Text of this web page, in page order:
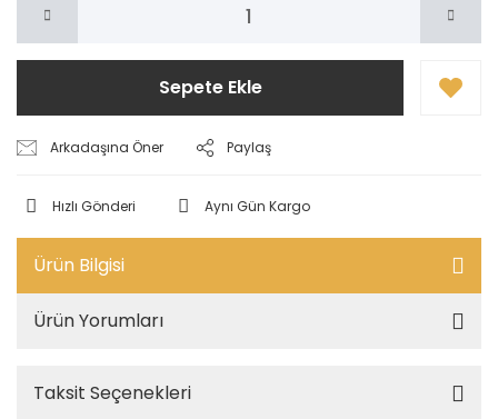
Sepete Ekle
Arkadaşına Öner Paylaş
Hızlı Gönderi Aynı Gün Kargo
Ürün Bilgisi
Ürün Yorumları
Taksit Seçenekleri